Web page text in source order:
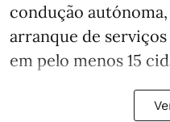
condução
arranque de
em pelo menos 15